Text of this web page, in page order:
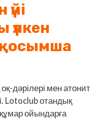
үлкен
қосымша
дәрілері мен атонит
Lotoclub отандық
құмар ойындарға